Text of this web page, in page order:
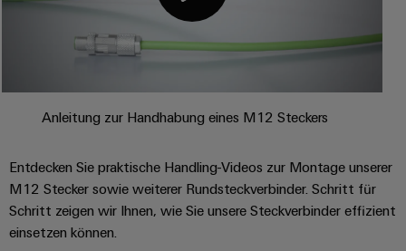
Anleitung zur Handhabung eines M12 Steckers
Entdecken Sie praktische Handling-Videos zur Montage unserer
M12 Stecker sowie weiterer Rundsteckverbinder. Schritt für
Schritt zeigen wir Ihnen, wie Sie unsere Steckverbinder effizient
einsetzen können.